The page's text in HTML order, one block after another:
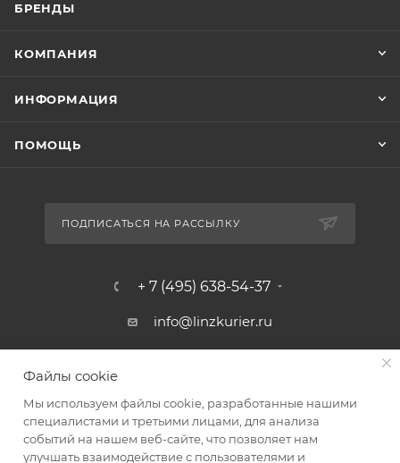
БРЕНДЫ
КОМПАНИЯ
ИНФОРМАЦИЯ
ПОМОЩЬ
ПОДПИСАТЬСЯ НА РАССЫЛКУ
+ 7 (495) 638-54-37
info@linzkurier.ru
Файлы cookie
Мы используем файлы cookie, разработанные нашими
специалистами и третьими лицами, для анализа
событий на нашем веб-сайте, что позволяет нам
улучшать взаимодействие с пользователями и